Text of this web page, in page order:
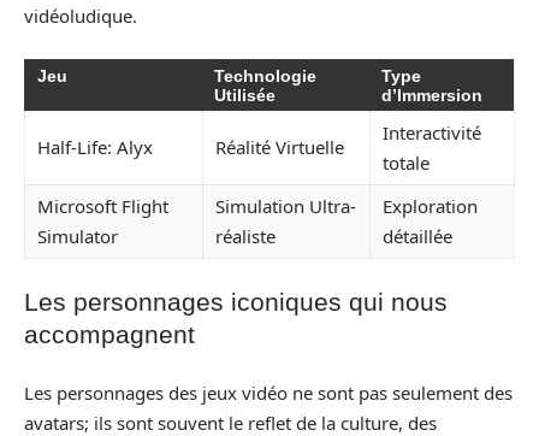
vidéoludique.
Jeu
Technologie
Utilisée
Type
d’Immersion
Half-Life: Alyx Réalité Virtuelle
Interactivité
totale
Microsoft Flight
Simulator
Simulation Ultra-
réaliste
Exploration
détaillée
Les personnages iconiques qui nous
accompagnent
Les personnages des jeux vidéo ne sont pas seulement des
avatars; ils sont souvent le reflet de la culture, des